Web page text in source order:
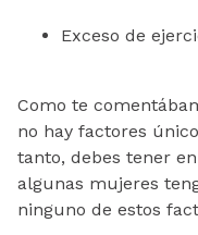
Exceso de
Como te
no hay factores
tanto, debes tener
algunas mujeres
ninguno de estos